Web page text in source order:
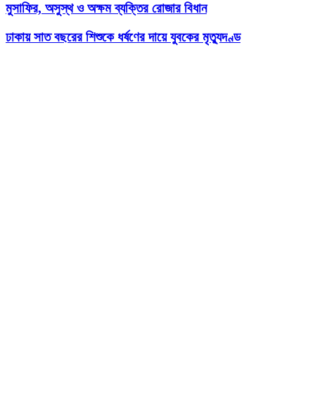
মুসাফির, অসুস্থ ও অক্ষম ব্যক্তির রোজার বিধান
ঢাকায় সাত বছরের শিশুকে ধর্ষণের দায়ে যুবকের মৃত্যুদণ্ড